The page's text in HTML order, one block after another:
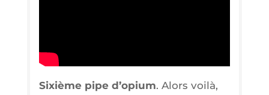
Sixième pipe d’o­pium. Alors voi­là,